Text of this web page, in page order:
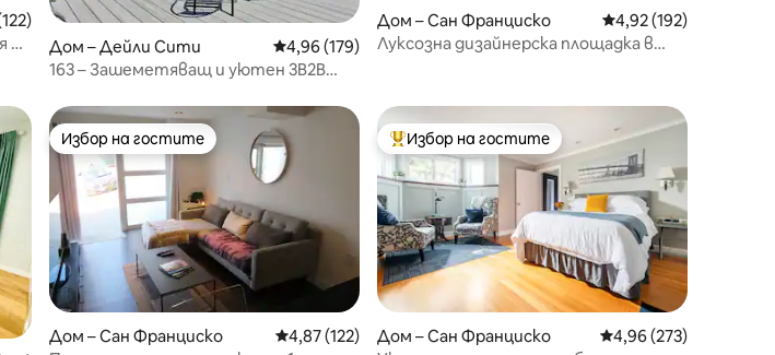
оценка: 4,95 от 5, 122 отзива
на
Дом – Дейли Сити Средна оценка: 4,96 от 5, 179 отзива
4,96 (179)
163 – Зашеметяващ и уютен 3B2B
Дом – Сан Франциско Средна оценка: 4,92
4,92 (192)
Луксозна дизайнерска площадка в
Избор на гостите
Избор на гостите
Дом – Сан Франциско Средна оценка: 4,87 от 5, 122 отзива
4,87 (122)
Най-популярен избор на гостите
Избор на гостите
Дом – Сан Франциско Средна оценка: 4,96
4,96 (273)